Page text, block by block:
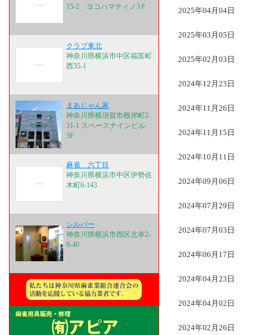
15-2 ヨコハマティノ3Ｆ
クラブ東北
神奈川県横浜市中区福富町
西35-1
まあじゃん家
神奈川県横須賀市根岸町2-
31-1 スペースナインビル
3F
麻雀 六丁目
神奈川県横浜市中区伊勢佐
木町6-143
シルバー
神奈川県横浜市西区北幸2-
9-40
2025年04月04日
2025年03月05日
2025年02月03日
2024年12月23日
2024年11月26日
2024年11月15日
2024年10月11日
2024年09月06日
2024年07月29日
2024年07月03日
2024年06月17日
2024年04月23日
2024年04月02日
2024年02月26日